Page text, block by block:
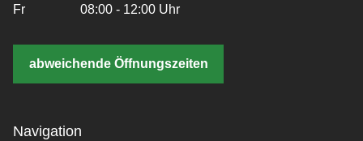
Fr
08:00 - 12:00 Uhr
abweichende Öffnungszeiten
Navigation